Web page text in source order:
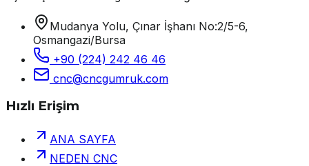
Mudanya Yolu, Çınar İşhanı No:2/5-6,
Osmangazi/Bursa
+90 (224) 242 46 46
cnc@cncgumruk.com
Hızlı Erişim
ANA SAYFA
NEDEN CNC